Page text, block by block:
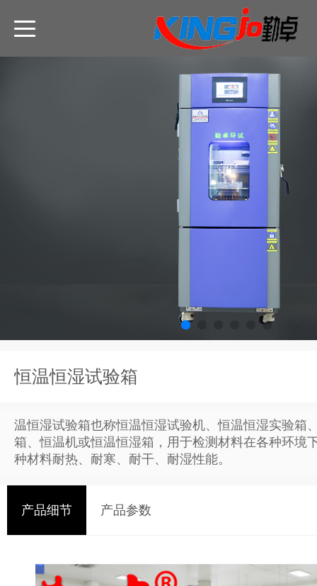
恒温恒湿试验箱
温恒湿试验箱也称恒温恒湿试验机、恒温恒湿实验箱
箱、恒温机或恒温恒湿箱，用于检测材料在各种环境
种材料耐热、耐寒、耐干、耐湿性能。
产品细节 产品参数